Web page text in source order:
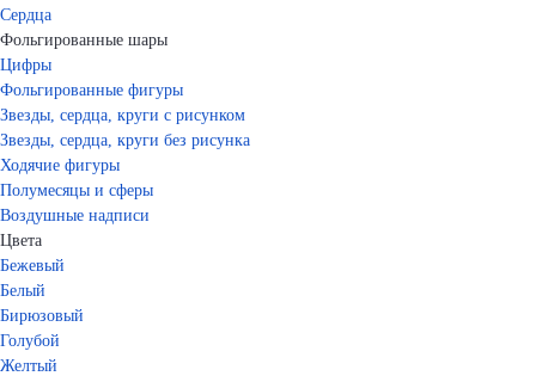
Сердца
Фольгированные шары
Цифры
Фольгированные фигуры
Звезды, сердца, круги с рисунком
Звезды, сердца, круги без рисунка
Ходячие фигуры
Полумесяцы и сферы
Воздушные надписи
Цвета
Бежевый
Белый
Бирюзовый
Голубой
Желтый